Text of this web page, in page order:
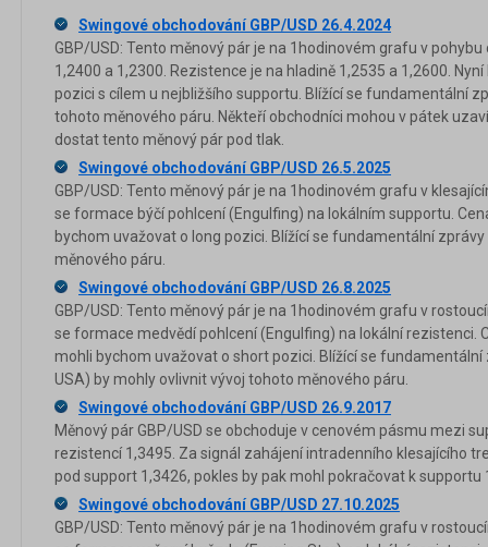
Swingové obchodování GBP/USD 26.4.2024
GBP/USD: Tento měnový pár je na 1hodinovém grafu v
1,2400 a 1,2300. Rezistence je na hladině 1,2535 a 1,2600.
pozici s cílem u nejbližšího supportu. Blížící se fundamentální
tohoto měnového páru. Někteří obchodníci mohou v pátek
dostat tento měnový pár pod tlak.
Swingové obchodování GBP/USD 26.5.2025
GBP/USD: Tento měnový pár je na 1hodinovém grafu v
se formace býčí pohlcení (Engulfing) na lokálním supportu.
bychom uvažovat o long pozici. Blížící se fundamentální
měnového páru.
Swingové obchodování GBP/USD 26.8.2025
GBP/USD: Tento měnový pár je na 1hodinovém grafu v
se formace medvědí pohlcení (Engulfing) na lokální rezistenci.
mohli bychom uvažovat o short pozici. Blížící se
USA) by mohly ovlivnit vývoj tohoto měnového páru.
Swingové obchodování GBP/USD 26.9.2017
Měnový pár GBP/USD se obchoduje v cenovém pásmu mezi
rezistencí 1,3495. Za signál zahájení intradenního klesajícího
pod support 1,3426, pokles by pak mohl pokračovat k supportu
Swingové obchodování GBP/USD 27.10.2025
GBP/USD: Tento měnový pár je na 1hodinovém grafu v